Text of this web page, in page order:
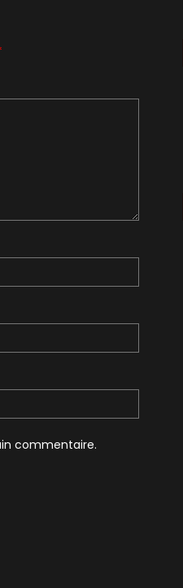
commentaire.